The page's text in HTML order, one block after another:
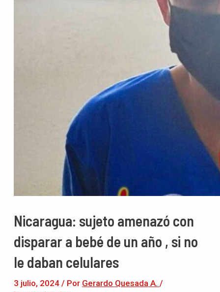
Nicaragua: sujeto amenazó con
disparar a bebé de un año , si no
le daban celulares
3 julio, 2024 / Por Gerardo Quesada A. /